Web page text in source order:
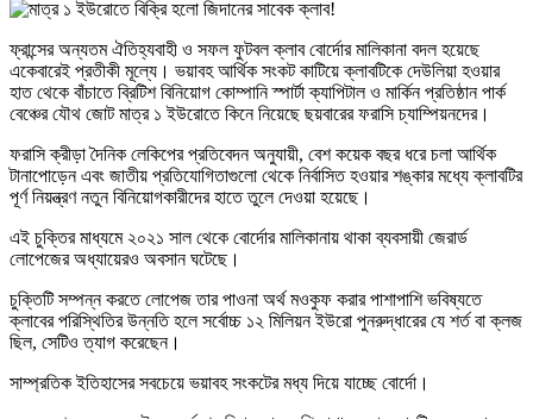
ফ্রান্সের অন্যতম ঐতিহ্যবাহী ও সফল ফুটবল ক্লাব বোর্দোর মালিকানা বদল হয়েছে
একেবারেই প্রতীকী মূল্যে। ভয়াবহ আর্থিক সংকট কাটিয়ে ক্লাবটিকে দেউলিয়া হওয়ার
হাত থেকে বাঁচাতে ব্রিটিশ বিনিয়োগ কোম্পানি স্পার্টা ক্যাপিটাল ও মার্কিন প্রতিষ্ঠান পার্ক
বেঞ্চের যৌথ জোট মাত্র ১ ইউরোতে কিনে নিয়েছে ছয়বারের ফরাসি চ্যাম্পিয়নদের।
ফরাসি ক্রীড়া দৈনিক লেকিপের প্রতিবেদন অনুযায়ী, বেশ কয়েক বছর ধরে চলা আর্থিক
টানাপোড়েন এবং জাতীয় প্রতিযোগিতাগুলো থেকে নির্বাসিত হওয়ার শঙ্কার মধ্যে ক্লাবটির
পূর্ণ নিয়ন্ত্রণ নতুন বিনিয়োগকারীদের হাতে তুলে দেওয়া হয়েছে।
এই চুক্তির মাধ্যমে ২০২১ সাল থেকে বোর্দোর মালিকানায় থাকা ব্যবসায়ী জেরার্ড
লোপেজের অধ্যায়েরও অবসান ঘটেছে।
চুক্তিটি সম্পন্ন করতে লোপেজ তার পাওনা অর্থ মওকুফ করার পাশাপাশি ভবিষ্যতে
ক্লাবের পরিস্থিতির উন্নতি হলে সর্বোচ্চ ১২ মিলিয়ন ইউরো পুনরুদ্ধারের যে শর্ত বা ক্লজ
ছিল, সেটিও ত্যাগ করেছেন।
সাম্প্রতিক ইতিহাসের সবচেয়ে ভয়াবহ সংকটের মধ্য দিয়ে যাচ্ছে বোর্দো।